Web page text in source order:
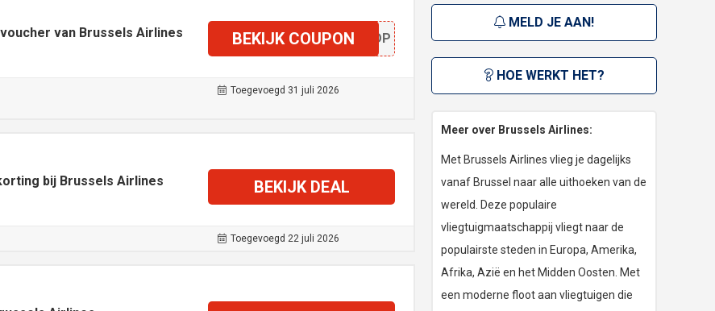
van Brussels Airlines NEODP
BEKIJK COUPON
Toegevoegd 31 juli 2026
bij Brussels Airlines BEKIJK DEAL
Toegevoegd 22 juli 2026
MELD JE AAN!
HOE WERKT HET?
Meer over Brussels Airlines:
Met Brussels Airlines vlieg je dagelijks
vanaf Brussel naar alle uithoeken van de
wereld. Deze populaire
vliegtuigmaatschappij vliegt naar de
populairste steden in Europa, Amerika,
Afrika, Azië en het Midden Oosten. Met
een moderne floot aan vliegtuigen die